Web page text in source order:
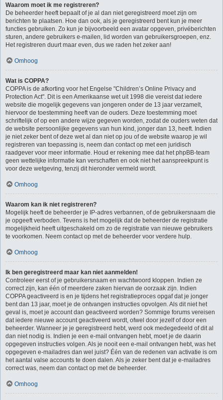
Waarom moet ik me registreren?
De beheerder heeft bepaalt of je al dan niet geregistreerd moet zijn om
berichten te plaatsen. Hoe dan ook, als je geregistreerd bent kun je meer
functies gebruiken. Zo kun je bijvoorbeeld een avatar opgeven, privéberichten
sturen, andere gebruikers e-mailen, lid worden van gebruikersgroepen, enz.
Het registreren duurt maar even, dus we raden het zeker aan!
Omhoog
Wat is COPPA?
COPPA is de afkorting voor het Engelse "Children’s Online Privacy and
Protection Act". Dit is een Amerikaanse wet uit 1998 die vereist dat iedere
website die mogelijk gegevens van jongeren onder de 13 jaar verzamelt,
hiervoor de toestemming heeft van de ouders. Deze toestemming moet
schriftelijk of op een andere wijze gegeven worden, zodat de ouders weten dat
de website persoonlijke gegevens van hun kind, jonger dan 13, heeft. Indien
je niet zeker bent of deze wet al dan niet op jou of de website waarop je wil
registreren van toepassing is, neem dan contact op met een juridisch
raadgever voor meer informatie. Houd er rekening mee dat het phpBB-team
geen wettelijke informatie kan verschaffen en ook niet het aanspreekpunt is
voor deze wetgeving, tenzij dit hieronder vermeld wordt.
Omhoog
Waarom kan ik niet registreren?
Mogelijk heeft de beheerder je IP-adres verbannen, of de gebruikersnaam die
je opgeeft verboden. Tevens is het mogelijk dat de beheerder de registratie
mogelijkheid heeft uitgeschakeld om zo de registratie van nieuwe gebruikers
te voorkomen. Neem contact op met de beheerder voor verdere hulp.
Omhoog
Ik ben geregistreerd maar kan niet aanmelden!
Controleer eerst of je gebruikersnaam en wachtwoord kloppen. Indien ze
correct zijn, kan één of meerdere zaken hiervan de oorzaak zijn. Indien
COPPA geactiveerd is en je tijdens het registratieproces opgaf dat je jonger
bent dan 13 jaar, moet je de ontvangen instructies opvolgen. Als dit niet het
geval is, moet je account dan geactiveerd worden? Sommige forums vereisen
dat iedere nieuwe account geactiveerd wordt, ofwel door jezelf of door een
beheerder. Wanneer je je geregistreerd hebt, werd ook medegedeeld of dit al
dan niet nodig is. Indien je een e-mail ontvangen hebt, moet je de daarin
opgegeven instructies volgen. Als je nooit een e-mail ontvangen hebt, was het
opgegeven e-mailadres dan wel juist? Één van de redenen van activatie is om
het aantal valse accounts te doen dalen. Als je zeker bent dat je e-mailadres
correct was, neem dan contact op met de beheerder.
Omhoog